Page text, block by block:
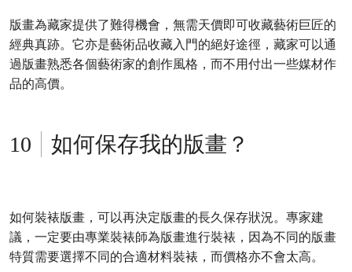
版畫為藏家提供了難得機會，無需天價即可收藏藝術巨匠的
經典真跡。它亦是藝術品收藏入門的絕好途徑，藏家可以通
過版畫熟悉各個藝術家的創作風格，而不用付出一些媒材作
品的高價。
如何保存我的版畫？
如何裝裱版畫，可以再決定版畫的長久保存狀況。專家建
議，一定要由專業裝裱師為版畫進行裝裱，因為不同的版畫
特質需要選擇不同的合適材料裝裱，而價格亦不會太高。